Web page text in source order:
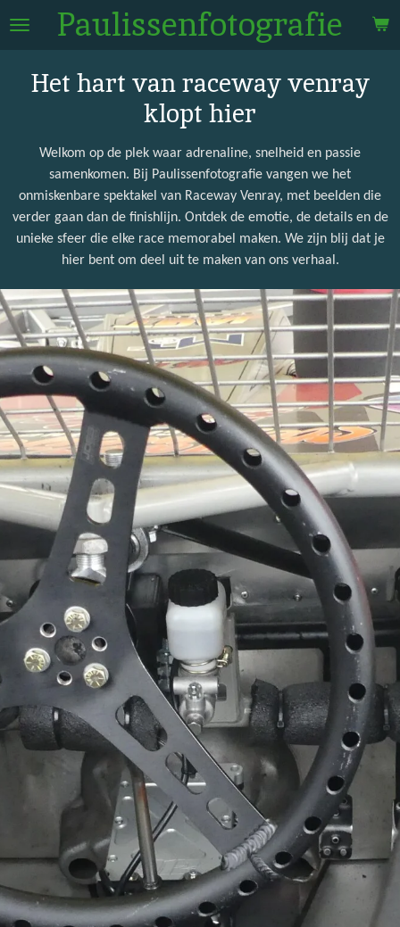
Ga
Paulissenfotografie
Het hart van raceway venray
klopt hier
Welkom op de plek waar adrenaline, snelheid en passie
samenkomen. Bij Paulissenfotografie vangen we het
onmiskenbare spektakel van Raceway Venray, met beelden die
verder gaan dan de finishlijn. Ontdek de emotie, de details en de
unieke sfeer die elke race memorabel maken. We zijn blij dat je
hier bent om deel uit te maken van ons verhaal.